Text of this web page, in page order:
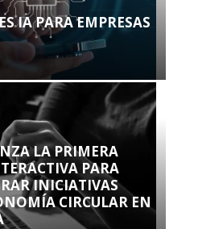
IA PARA EMPRESAS
LA PRIMERA
PARA
INICIATIVAS
CIRCULAR EN